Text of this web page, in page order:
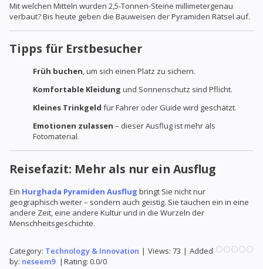
Mit welchen Mitteln wurden 2,5-Tonnen-Steine millimetergenau
verbaut? Bis heute geben die Bauweisen der Pyramiden Rätsel auf.
Tipps für Erstbesucher
Früh buchen, um sich einen Platz zu sichern.
Komfortable Kleidung und Sonnenschutz sind Pflicht.
Kleines Trinkgeld für Fahrer oder Guide wird geschätzt.
Emotionen zulassen – dieser Ausflug ist mehr als
Fotomaterial.
Reisefazit: Mehr als nur ein Ausflug
Ein Hurghada Pyramiden Ausflug bringt Sie nicht nur
geographisch weiter – sondern auch geistig. Sie tauchen ein in eine
andere Zeit, eine andere Kultur und in die Wurzeln der
Menschheitsgeschichte.
Category: Technology & Innovation | Views: 73 | Added
by: neseem9 | Rating: 0.0/0